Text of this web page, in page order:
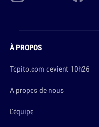
À PROPOS
Topito.com devient 10h26
A propos de nous
L'équipe